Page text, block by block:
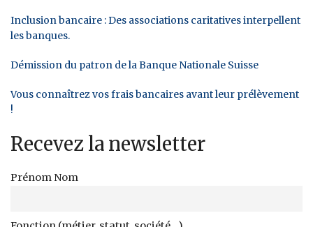
Inclusion bancaire : Des associations caritatives interpellent
les banques.
Démission du patron de la Banque Nationale Suisse
Vous connaîtrez vos frais bancaires avant leur prélèvement
!
Recevez la newsletter
Prénom Nom